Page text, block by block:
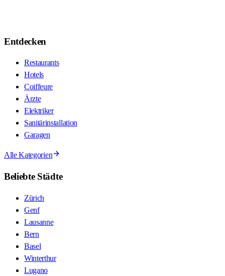
Entdecken
Restaurants
Hotels
Coiffeure
Ärzte
Elektriker
Sanitärinstallation
Garagen
Alle Kategorien
Beliebte Städte
Zürich
Genf
Lausanne
Bern
Basel
Winterthur
Lugano